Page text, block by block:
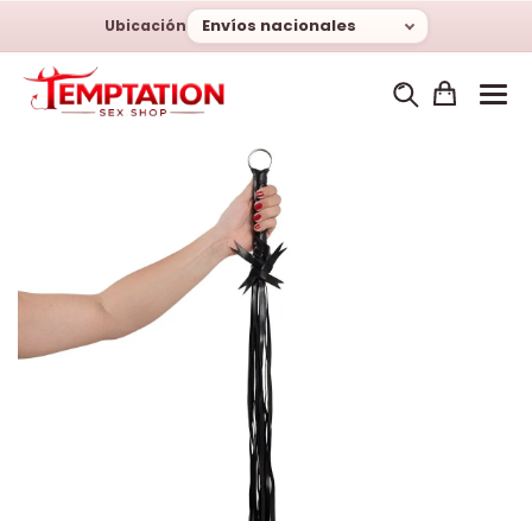
Ubicación Envíos nacionales